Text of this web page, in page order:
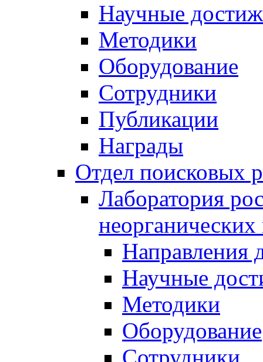
Научные
Методики
Оборудование
Сотрудники
Публикации
Награды
Отдел поисковых
Лаборатория
Направления
Научные
Методики
Оборудование